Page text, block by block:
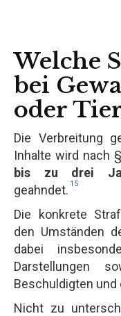
Welche
bei
oder
Die Verbreitung
Inhalte wird nach
bis zu drei
geahndet. 15
Die konkrete
den Umständen
dabei
Darstellungen
Beschuldigten
Nicht zu